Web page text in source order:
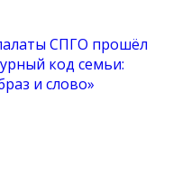
СПГО прошёл
код семьи:
и слово»